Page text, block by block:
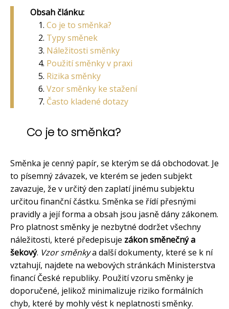
Obsah článku:
Co je to směnka?
Typy směnek
Náležitosti směnky
Použití směnky v praxi
Rizika směnky
Vzor směnky ke stažení
Často kladené dotazy
Co je to směnka?
Směnka je cenný papír, se kterým se dá obchodovat. Je
to písemný závazek, ve kterém se jeden subjekt
zavazuje, že v určitý den zaplatí jinému subjektu
určitou finanční částku. Směnka se řídí přesnými
pravidly a její forma a obsah jsou jasně dány zákonem.
Pro platnost směnky je nezbytné dodržet všechny
náležitosti, které předepisuje zákon směnečný a
šekový. Vzor směnkya další dokumenty, které se k ní
vztahují, najdete na webových stránkách Ministerstva
financí České republiky. Použití vzoru směnky je
doporučené, jelikož minimalizuje riziko formálních
chyb, které by mohly vést k neplatnosti směnky.